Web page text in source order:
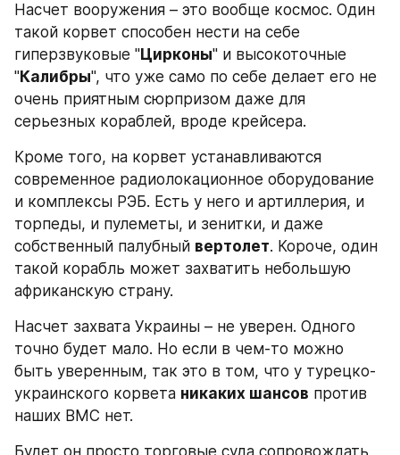
Насчет вооружения – это вообще космос. Один
такой корвет способен нести на себе
гиперзвуковые "Цирконы" и высокоточные
"Калибры", что уже само по себе делает его не
очень приятным сюрпризом даже для
серьезных кораблей, вроде крейсера.
Кроме того, на корвет устанавливаются
современное радиолокационное оборудование
и комплексы РЭБ. Есть у него и артиллерия, и
торпеды, и пулеметы, и зенитки, и даже
собственный палубный вертолет. Короче, один
такой корабль может захватить небольшую
африканскую страну.
Насчет захвата Украины – не уверен. Одного
точно будет мало. Но если в чем-то можно
быть уверенным, так это в том, что у турецко-
украинского корвета никаких шансов против
наших ВМС нет.